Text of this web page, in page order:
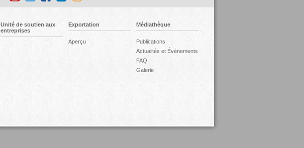
Unité de soutien aux
entreprises
Exportation
Aperçu
Médiathèque
Publications
Actualités et Évènements
FAQ
Galerie